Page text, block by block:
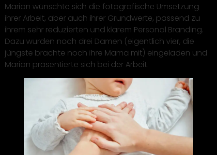
Marion wünschte sich die fotografische Umsetzung
ihrer Arbeit, aber auch ihrer Grundwerte, passend zu
ihrem sehr reduzierten und klarem Personal Branding.
Dazu wurden noch drei Damen (eigentlich vier, die
jüngste brachte noch ihre Mama mit) eingeladen und
Marion präsentierte sich bei der Arbeit.